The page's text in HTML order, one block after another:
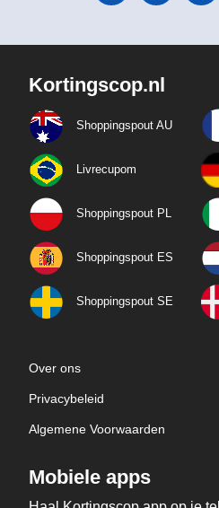
Kortingscop.nl
Shoppingspout AU
Livrecupom
Shoppingspout PL
Shoppingspout ES
Shoppingspout SE
Over ons
Privacybeleid
Algemene Voorwaarden
Mobiele apps